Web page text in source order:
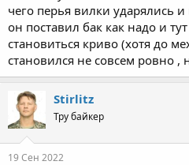
чего перья вилки ударялись
он поставил бак как надо и
становиться криво (хотя до
становился не совсем ровно ,
Stirlitz
Тру байкер
19 Сен 2022